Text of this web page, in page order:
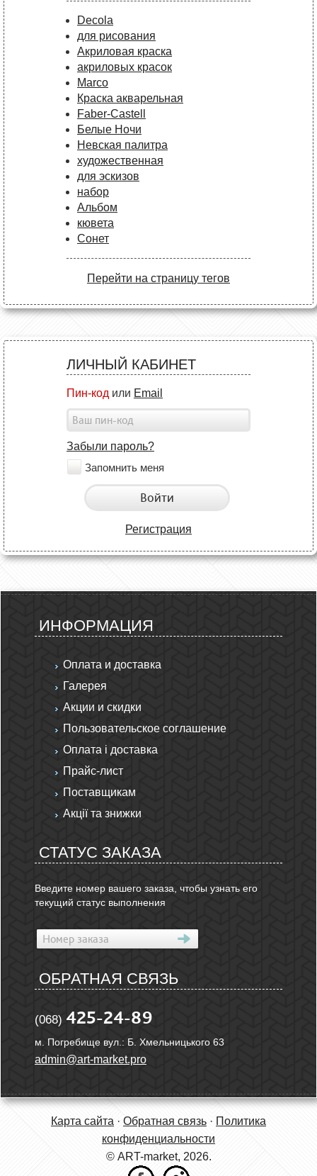
Decola
для рисования
Акриловая краска
акриловых красок
Marco
Краска акварельная
Faber-Castell
Белые Ночи
Невская палитра
художественная
для эскизов
набор
Альбом
кювета
Сонет
Перейти на страницу тегов
ЛИЧНЫЙ КАБИНЕТ
Пин-код или Email
Забыли пароль?
Запомнить меня
Войти
Регистрация
ИНФОРМАЦИЯ
Оплата и доставка
Галерея
Акции и скидки
Пользовательское соглашение
Оплата і доставка
Прайс-лист
Поставщикам
Акції та знижки
СТАТУС ЗАКАЗА
Введите номер вашего заказа, чтобы узнать его
текущий статус выполнения
ОБРАТНАЯ СВЯЗЬ
(068) 425-24-89
м. Погребище вул.: Б. Хмельницького 63
admin@art-market.pro
Карта сайта · Обратная связь · Политика
конфиденциальности
© ART-market, 2026.